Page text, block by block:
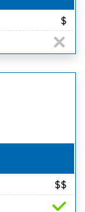
$
$$